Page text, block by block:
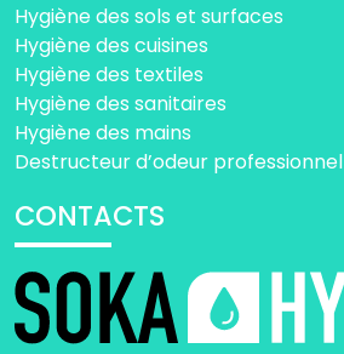
Hygiène des sols et surfaces
Hygiène des cuisines
Hygiène des textiles
Hygiène des sanitaires
Hygiène des mains
Destructeur d’odeur professionnel
CONTACTS